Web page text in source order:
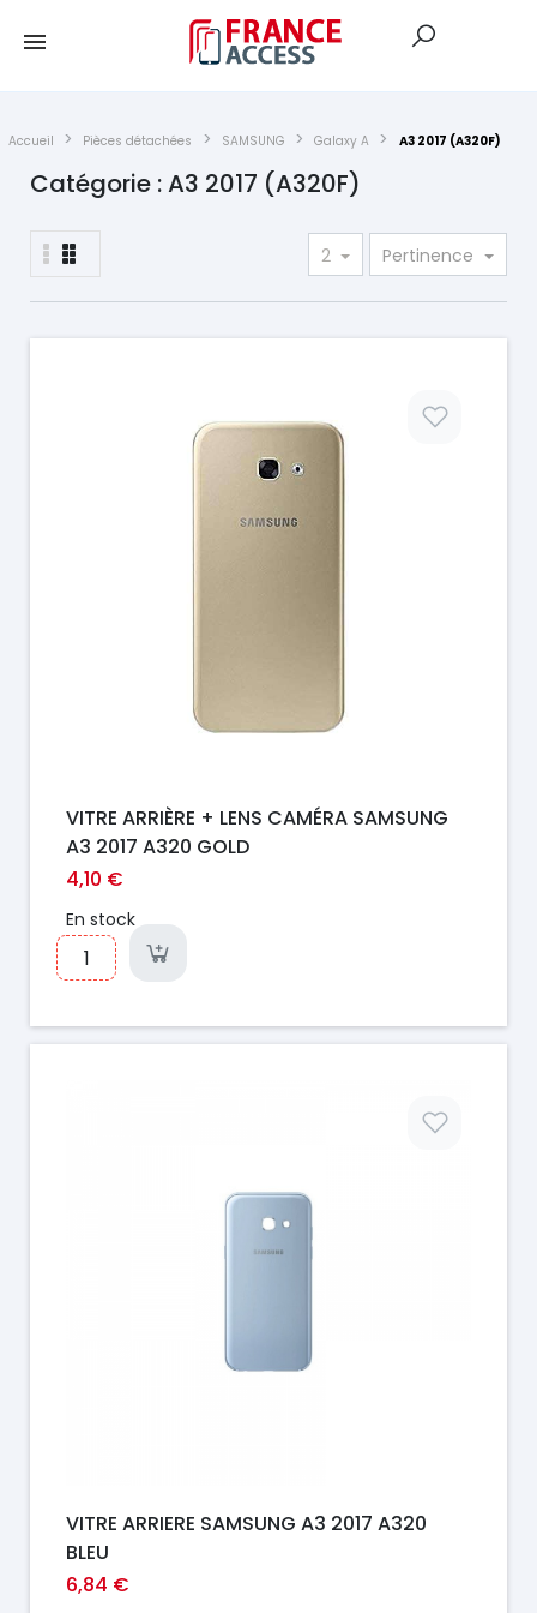
Accueil Pièces détachées SAMSUNG Galaxy A A3 2017 (A320F)
Catégorie : A3 2017 (A320F)
2 Pertinence
VITRE ARRIÈRE + LENS CAMÉRA SAMSUNG
A3 2017 A320 GOLD
4,10 €
En stock
VITRE ARRIERE SAMSUNG A3 2017 A320
BLEU
6,84 €